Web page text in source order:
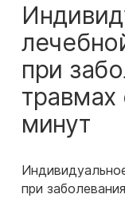
при
травмах
минут
при